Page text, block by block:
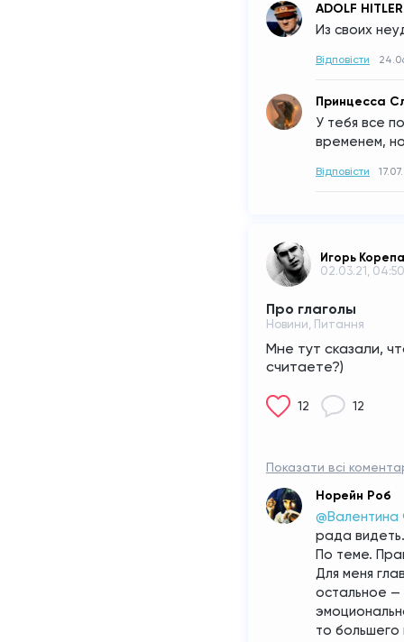
ADOLF HITLER
Из своих
Відповісти
Принцесса
У тебя все
временем,
Відповісти
Игорь
02.03.21, 04:50
Про глаголы
Новини, Питання
Мне тут сказали,
считаете?)
12 12
Показати всі
Норейн Роб
рада видеть.
По теме.
Для меня
остальное —
то большего